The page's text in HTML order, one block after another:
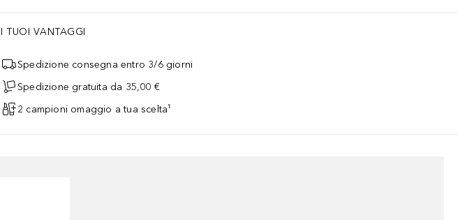
I TUOI VANTAGGI
Spedizione consegna entro 3/6 giorni
Spedizione gratuita da 35,00 €
2 campioni omaggio a tua scelta¹